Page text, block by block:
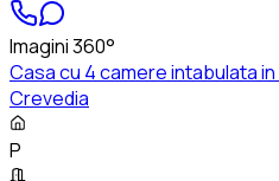
Imagini 360°
Casa cu 4 camere intabulata
Crevedia
P